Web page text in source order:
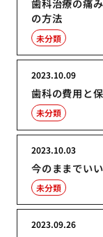
歯科治療の痛
の方法
未分類
歯科の費用と
2023.10.09
未分類
今のままでい
2023.10.03
未分類
2023.09.26